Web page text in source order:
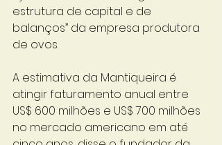
estrutura de capital e de
balanços” da empresa produtora
de ovos.
A estimativa da Mantiqueira é
atingir faturamento anual entre
US$ 600 milhões e US$ 700 milhões
no mercado americano em até